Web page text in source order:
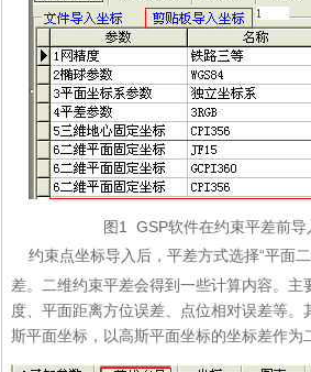
图1 GSP软件在约束平差前导入
约束点坐标导入后，平差方式选择“平面
差。二维约束平差会得到一些计算内容。
度、平面距离方位误差、点位相对误差等
斯平面坐标，以高斯平面坐标的坐标差作为